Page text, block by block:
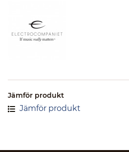
Jämför produkt
Jämför produkt